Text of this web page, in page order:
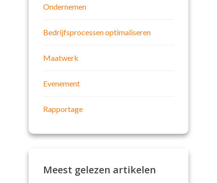
Ondernemen
Bedrijfsprocessen optimaliseren
Maatwerk
Evenement
Rapportage
Meest gelezen artikelen